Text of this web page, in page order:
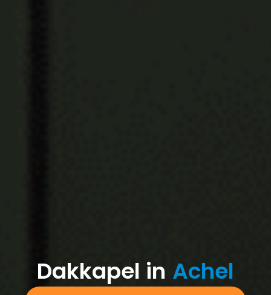
Dakkapel in Achel